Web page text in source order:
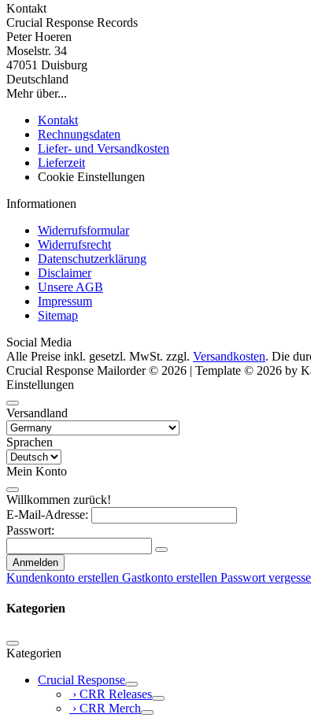
Kontakt
Crucial Response Records
Peter Hoeren
Moselstr. 34
47051 Duisburg
Deutschland
Mehr über...
Kontakt
Rechnungsdaten
Liefer- und Versandkosten
Lieferzeit
Cookie Einstellungen
Informationen
Widerrufsformular
Widerrufsrecht
Datenschutzerklärung
Disclaimer
Unsere AGB
Impressum
Sitemap
Social Media
Alle Preise inkl. gesetzl. MwSt. zzgl. Versandkosten. Die
Crucial Response Mailorder © 2026 | Template © 2026 by
Einstellungen
Versandland
Sprachen
Mein Konto
Willkommen zurück!
E-Mail-Adresse:
Passwort:
Anmelden
Kundenkonto erstellen Gastkonto erstellen Passwort
Kategorien
Kategorien
Crucial Response
› CRR Releases
› CRR Merch